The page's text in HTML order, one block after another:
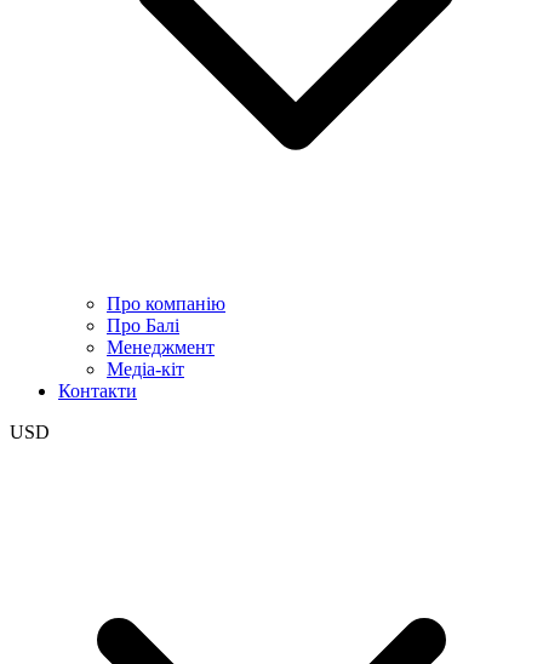
Про компанію
Про Балі
Менеджмент
Медіа-кіт
Контакти
USD